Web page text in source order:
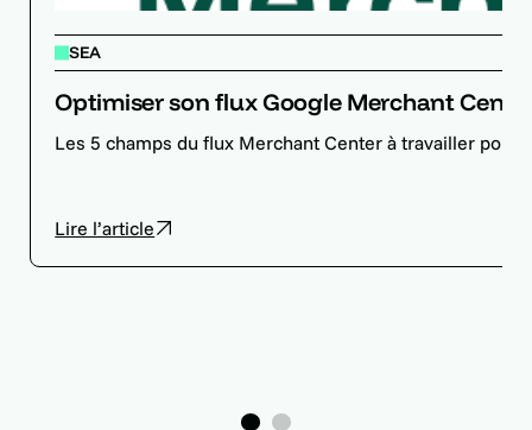
SEA
Optimiser son flux Google Merchant
Les 5 champs du flux Merchant Center à travailler
Lire l’article